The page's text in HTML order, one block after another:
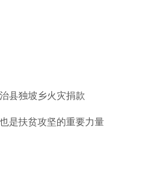
县独坡乡火灾捐款
是扶贫攻坚的重要力量